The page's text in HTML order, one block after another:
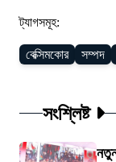
ট্যাগসমূহ:
বেক্সিমকোর সম্পদ
সংশ্লিষ্ট